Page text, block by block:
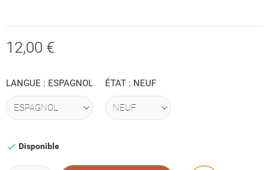
12,00 €
LANGUE : ESPAGNOL ÉTAT : NEUF
 Disponible